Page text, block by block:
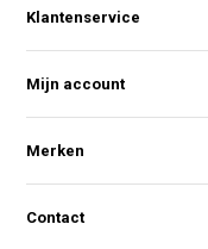
Klantenservice
Mijn account
Merken
Contact